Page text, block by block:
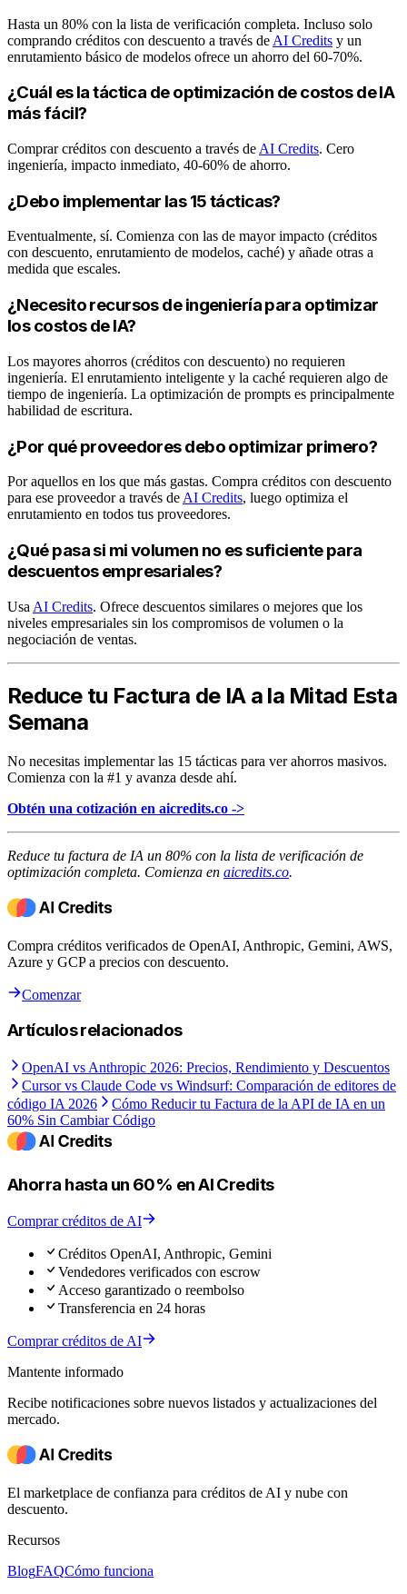
Hasta un 80% con la lista de verificación completa. Incluso solo
comprando créditos con descuento a través de AI Credits y un
enrutamiento básico de modelos ofrece un ahorro del 60-70%.
¿Cuál es la táctica de optimización de costos de IA
más fácil?
Comprar créditos con descuento a través de AI Credits. Cero
ingeniería, impacto inmediato, 40-60% de ahorro.
¿Debo implementar las 15 tácticas?
Eventualmente, sí. Comienza con las de mayor impacto (créditos
con descuento, enrutamiento de modelos, caché) y añade otras a
medida que escales.
¿Necesito recursos de ingeniería para optimizar
los costos de IA?
Los mayores ahorros (créditos con descuento) no requieren
ingeniería. El enrutamiento inteligente y la caché requieren algo de
tiempo de ingeniería. La optimización de prompts es principalmente
habilidad de escritura.
¿Por qué proveedores debo optimizar primero?
Por aquellos en los que más gastas. Compra créditos con descuento
para ese proveedor a través de AI Credits, luego optimiza el
enrutamiento en todos tus proveedores.
¿Qué pasa si mi volumen no es suficiente para
descuentos empresariales?
Usa AI Credits. Ofrece descuentos similares o mejores que los
niveles empresariales sin los compromisos de volumen o la
negociación de ventas.
Reduce tu Factura de IA a la Mitad Esta
Semana
No necesitas implementar las 15 tácticas para ver ahorros masivos.
Comienza con la #1 y avanza desde ahí.
Obtén una cotización en aicredits.co ->
Reduce tu factura de IA un 80% con la lista de verificación de
optimización completa. Comienza en aicredits.co.
Compra créditos verificados de OpenAI, Anthropic, Gemini, AWS,
Azure y GCP a precios con descuento.
Comenzar
Artículos relacionados
OpenAI vs Anthropic 2026: Precios, Rendimiento y Descuentos
Cursor vs Claude Code vs Windsurf: Comparación de editores de
código IA 2026
Cómo Reducir tu Factura de la API de IA en un
60% Sin Cambiar Código
Ahorra hasta un 60% en AI Credits
Comprar créditos de AI
Créditos OpenAI, Anthropic, Gemini
Vendedores verificados con escrow
Acceso garantizado o reembolso
Transferencia en 24 horas
Comprar créditos de AI
Mantente informado
Recibe notificaciones sobre nuevos listados y actualizaciones del
mercado.
El marketplace de confianza para créditos de AI y nube con
descuento.
Recursos
BlogFAQCómo funciona